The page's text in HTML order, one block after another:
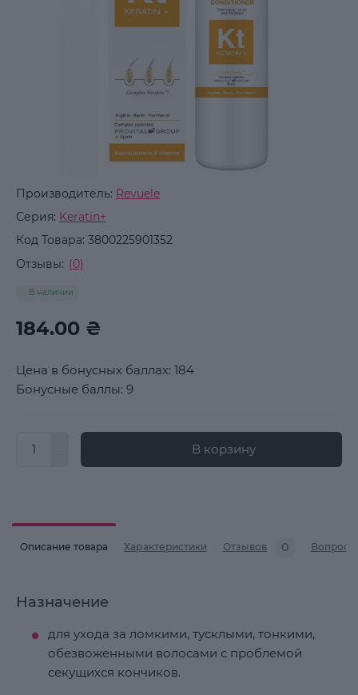
Производитель: Revuele
Серия: Keratin+
Код Товара: 3800225901352
Отзывы: (0)
В наличии
184.00 ₴
Цена в бонусных баллах: 184
Бонусные баллы: 9
В корзину
Описание товара Характеристики Отзывов 0 Вопросы
Назначение
для ухода за ломкими, тусклыми, тонкими,
обезвоженными волосами с проблемой
секущихся кончиков.